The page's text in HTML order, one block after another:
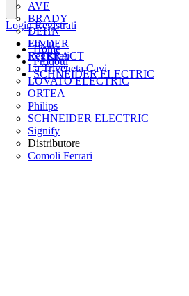
AVE
BRADY
DEHN
FINDER
INTERACT
La Triveneta Cavi
LOVATO ELECTRIC
ORTEA
Philips
SCHNEIDER ELECTRIC
Signify
Distributore
Comoli Ferrari
Login
Registrati
Login Registrati
Home
Prodotti
SCHNEIDER ELECTRIC